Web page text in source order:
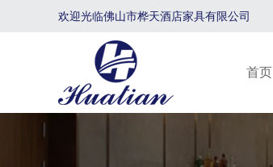
欢迎光临佛山市桦天酒店家具有限公司
首页